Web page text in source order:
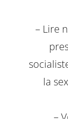
– Lire
la